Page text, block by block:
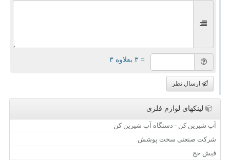
= ۳ بعلاوه ۳
ارسال نظر
لینکهای لوازم فلزی
آب شیرین کن - دستگاه آب شیرین کن
شرکت صنعتی سخت پوشش
فیش حج